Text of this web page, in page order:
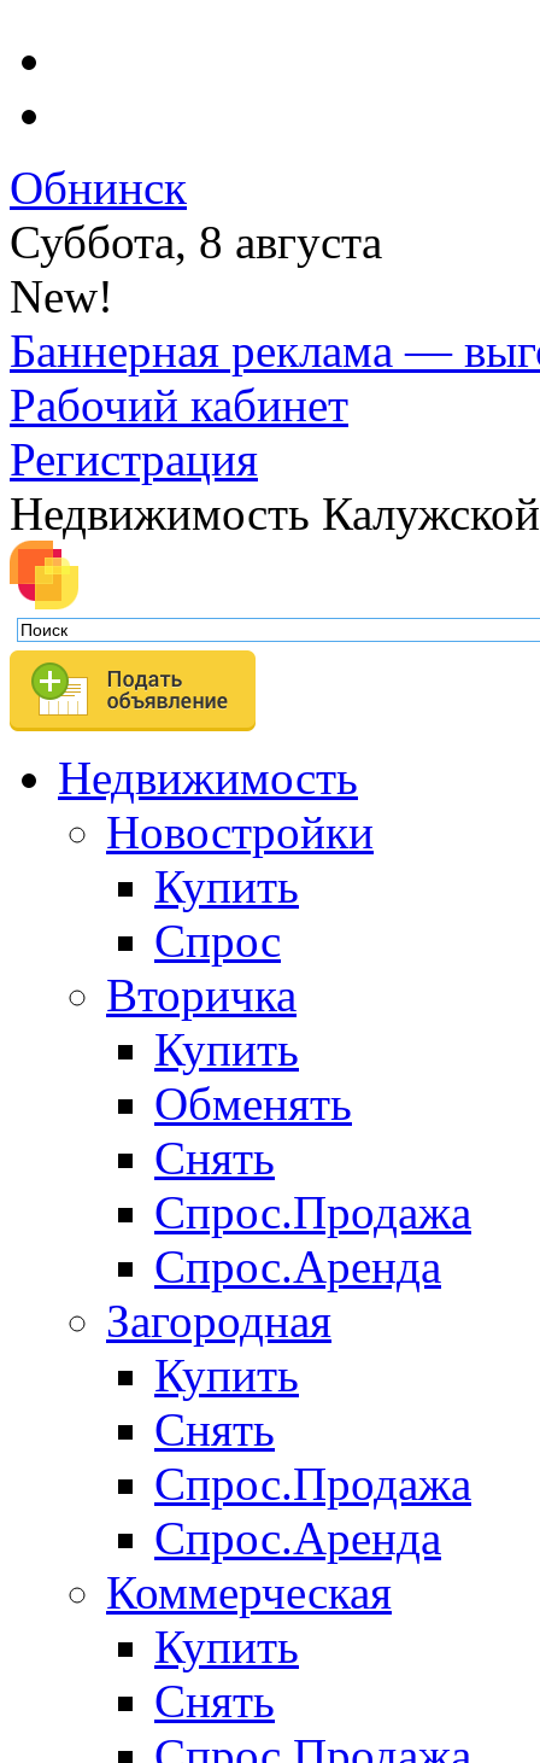
Обнинск
Суббота, 8 августа
New!
Баннерная реклама —
Рабочий кабинет
Регистрация
Недвижимость
Недвижимость
Новостройки
Купить
Спрос
Вторичка
Купить
Обменять
Снять
Спрос.Продажа
Спрос.Аренда
Загородная
Купить
Снять
Спрос.Продажа
Спрос.Аренда
Коммерческая
Купить
Снять